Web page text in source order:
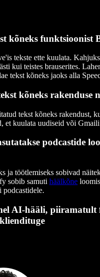
kõneks funktsioonist
tekste ette kuulata.
kui teistes brauserites.
tekst kõneks jaoks alla
kõneks rakenduse
tekst kõneks rakendust,
et kuulata uudiseid või
podcastide
ja töötlemiseks sobivad
sobib samuti häälkõne
podcastidele.
AI-hääli, piiramatult